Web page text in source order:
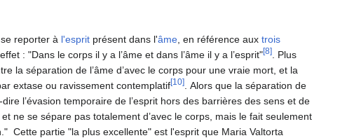
reporter à l'esprit présent dans l'âme , en référence aux trois
: "Dans le corps il y a l’âme et dans l’âme il y a l’esprit"[8]
. Plus
la séparation de l’âme d’avec le corps pour une vraie mort, et la
extase ou ravissement contemplatif[10]
. Alors que la séparation de
l’évasion temporaire de l’esprit hors des barrières des sens et de
ne se sépare pas totalement d’avec le corps, mais le fait seulement
Cette partie "la plus excellente" est l'esprit que Maria Valtorta